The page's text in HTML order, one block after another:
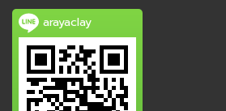
arayaclay